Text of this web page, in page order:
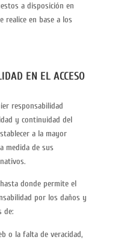
a disposición en
realice en base a los
EN EL ACCESO
responsabilidad
y continuidad del
a la mayor
medida de sus
hasta donde permite el
por los daños y
de:
o la falta de veracidad,